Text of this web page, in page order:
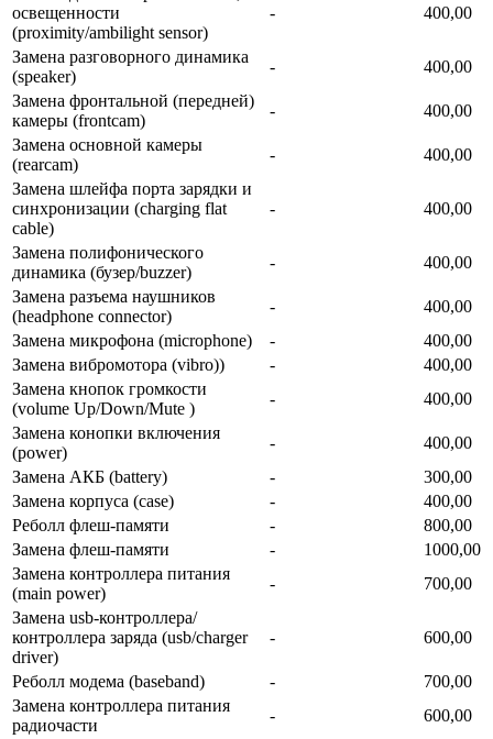
освещенности
(proximity/ambilight sensor)
- 400,00
Замена разговорного динамика
(speaker)
-
400,00
Замена фронтальной (передней)
камеры (frontcam)
-
400,00
Замена основной камеры
(rearcam)
-
400,00
Замена шлейфа порта зарядки и
синхронизации (charging flat
cable)
- 400,00
Замена полифонического
динамика (бузер/buzzer)
-
400,00
Замена разъема наушников
(headphone connector)
-
400,00
Замена микрофона (microphone)
-
400,00
Замена вибромотора (vibro))
-
400,00
Замена кнопок громкости
(volume Up/Down/Mute )
-
400,00
Замена конопки включения
(power)
-
400,00
Замена АКБ (battery)
-
300,00
Замена корпуса (сase)
-
400,00
Реболл флеш-памяти
-
800,00
Замена флеш-памяти
-
1000,00
Замена контроллера питания
(main power)
-
700,00
Замена usb-контроллерa/
контроллера заряда (usb/charger
driver)
- 600,00
Реболл модема (baseband) -
700,00
Замена контроллера питания
радиочасти
-
600,00